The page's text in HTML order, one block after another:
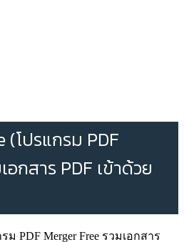
(โปรแกรม PDF
อกสาร PDF เข้าด้วย